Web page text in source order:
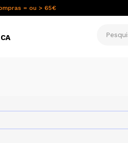
= ou > 65€